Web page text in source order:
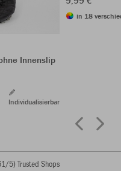
Innenslip
Individualisierbar
in 18
/5) Trusted Shops